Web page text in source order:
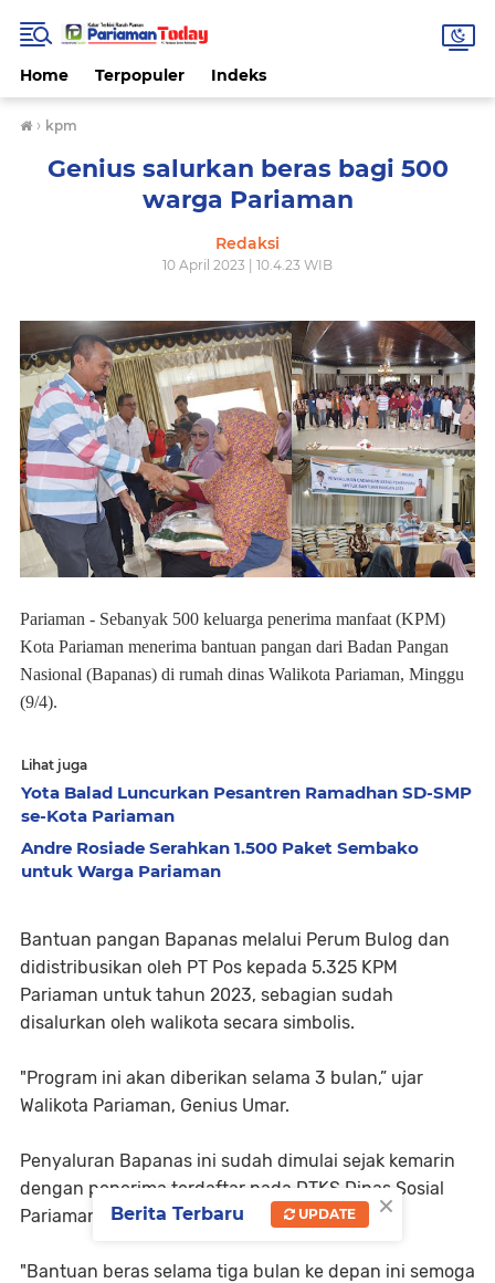
Home Terpopuler Indeks
› kpm
Genius salurkan beras bagi 500
warga Pariaman
Redaksi
10 April 2023 | 10.4.23 WIB
Pariaman - Sebanyak 500 keluarga penerima manfaat (KPM)
Kota Pariaman menerima bantuan pangan dari Badan Pangan
Nasional (Bapanas) di rumah dinas Walikota Pariaman, Minggu
(9/4).
Lihat juga
Yota Balad Luncurkan Pesantren Ramadhan SD-SMP
se-Kota Pariaman
Andre Rosiade Serahkan 1.500 Paket Sembako
untuk Warga Pariaman
Bantuan pangan Bapanas melalui Perum Bulog dan
didistribusikan oleh PT Pos kepada 5.325 KPM
Pariaman untuk tahun 2023, sebagian sudah
disalurkan oleh walikota secara simbolis.
"Program ini akan diberikan selama 3 bulan,” ujar
Walikota Pariaman, Genius Umar.
Penyaluran Bapanas ini sudah dimulai sejak kemarin
dengan penerima terdaftar pada DTKS Dinas Sosial
Pariaman. Masing KPM menerima 10 kg beras.
"Bantuan beras selama tiga bulan ke depan ini semoga
×
Berita Terbaru UPDATE